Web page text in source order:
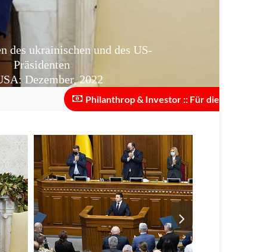
des ukrainischen und des US-
Präsidenten
Dezember, 2022
Philanthrop & Investor :: Für die Skalierung des